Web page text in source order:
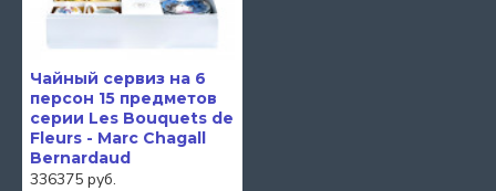
Чайный сервиз на 6
персон 15 предметов
серии Les Bouquets de
Fleurs - Marc Chagall
Bernardaud
336375 руб.